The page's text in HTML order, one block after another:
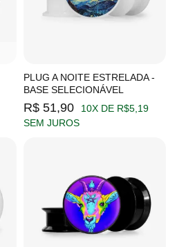
PLUG A NOITE ESTRELADA -
BASE SELECIONÁVEL
R$ 51,90
10X DE R$5,19
SEM JUROS